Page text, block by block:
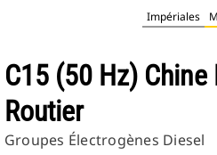
Impériales
C15 (50 Hz) Chine
Routier
Groupes Électrogènes Diesel